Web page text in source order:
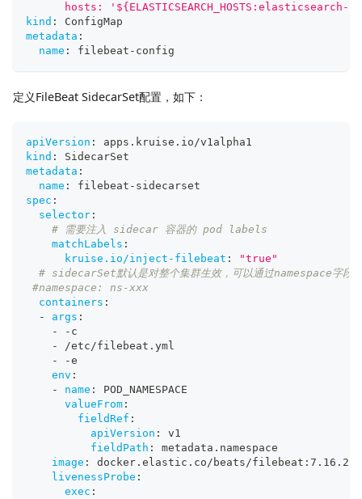
hosts: '${ELASTICSEARCH_HOSTS:elasticsearch-
kind :
ConfigMap
metadata :
name : filebeat - config
定义FileBeat SidecarSet配置，如下：
apiVersion :
apps.kruise.io/v1alpha1
kind :
SidecarSet
metadata :
name : filebeat - sidecarset
spec :
selector :
# 需要注入 sidecar 容器的 pod labels
matchLabels :
kruise.io/inject-filebeat :
"true"
# sidecarSet默认是对整个集群生效，可以通过namespace字段
#namespace: ns-xxx
containers :
-
args :
-
- c
-
/etc/filebeat.yml
-
-e
env :
-
name :
POD_NAMESPACE
valueFrom :
fieldRef :
apiVersion :
v1
fieldPath :
metadata.namespace
image : docker.elastic.co/beats/filebeat : 7.16.2
livenessProbe :
exec :